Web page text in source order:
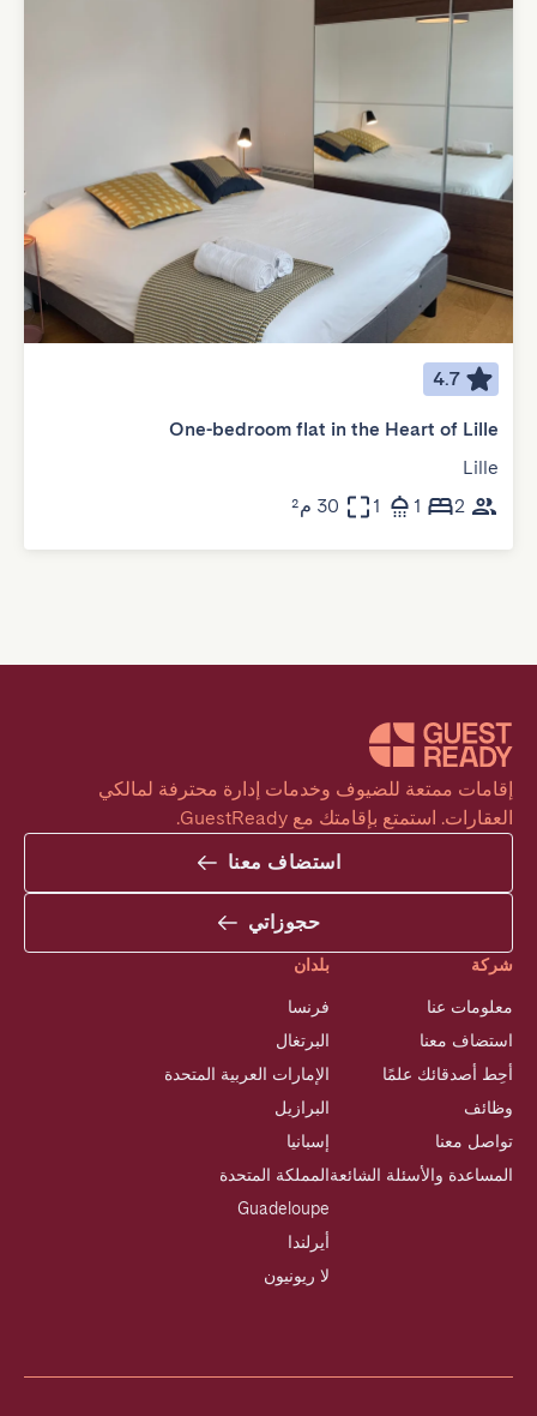
4.7
One-bedroom flat in the Heart of Lille
Lille
2
1
1 30 م²
العقارات. استمتع بإقامتك مع GuestReady.
استضاف معنا
حجوزاتي
شركة
معلومات عنا
استضاف معنا
أحِط أصدقائك علمًا
وظائف
تواصل معنا
المساعدة والأسئلة الشائعة
بلدان
فرنسا
البرتغال
الإمارات العربية المتحدة
البرازيل
إسبانيا
المملكة المتحدة
Guadeloupe
أيرلندا
لا ريونيون